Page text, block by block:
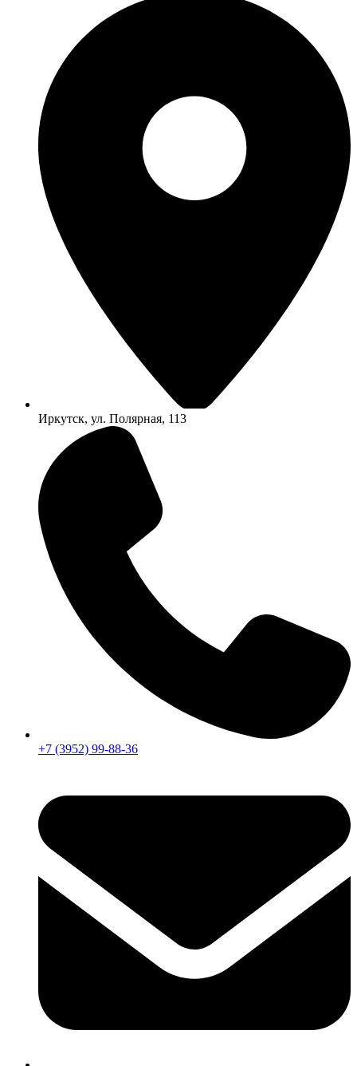
Иркутск, ул. Полярная, 113
+7 (3952) 99-88-36